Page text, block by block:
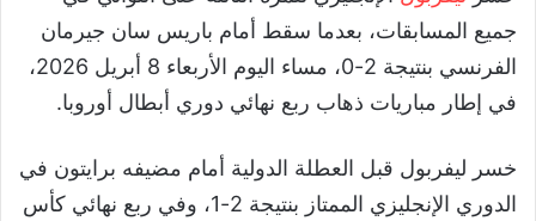
جميع المسابقات، بعدما سقط أمام باريس سان جيرمان
الفرنسي بنتيجة 2-0، مساء اليوم الأربعاء 8 أبريل 2026،
في إطار مباريات ذهاب ربع نهائي دوري أبطال أوروبا.
خسر ليفربول قبل العطلة الدولية أمام مضيفه برايتون في
الدوري الإنجليزي الممتاز بنتيجة 2-1، وفي ربع نهائي كأس